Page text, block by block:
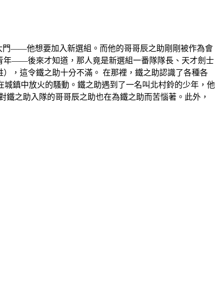
門——他想要加入新選組。而他的哥哥辰之助剛剛被作為會
年——後來才知道，那人竟是新選組一番隊隊長、天才劍士
，這令鐵之助十分不滿。 在那裡，鐵之助認識了各種各
鎮中放火的騷動。鐵之助遇到了一名叫北村鈴的少年，他
之助入隊的哥哥辰之助也在為鐵之助而苦惱著。此外，